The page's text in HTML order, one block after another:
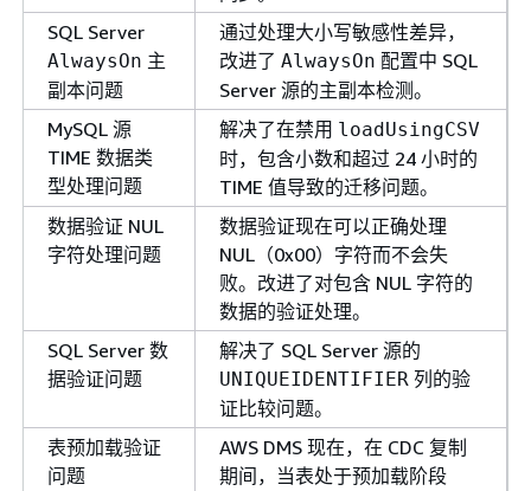
SQL Server
AlwaysOn 主
副本问题
通过处理大小写敏感性差异，
改进了 AlwaysOn 配置中 SQL
Server 源的主副本检测。
MySQL 源
TIME 数据类
型处理问题
解决了在禁用 loadUsingCSV
时，包含小数和超过 24 小时的
TIME 值导致的迁移问题。
数据验证 NUL
字符处理问题
数据验证现在可以正确处理
NUL（0x00）字符而不会失
败。改进了对包含 NUL 字符的
数据的验证处理。
SQL Server 数
据验证问题
解决了 SQL Server 源的
UNIQUEIDENTIFIER 列的验
证比较问题。
表预加载验证
问题
AWS DMS 现在，在 CDC 复制
期间，当表处于预加载阶段